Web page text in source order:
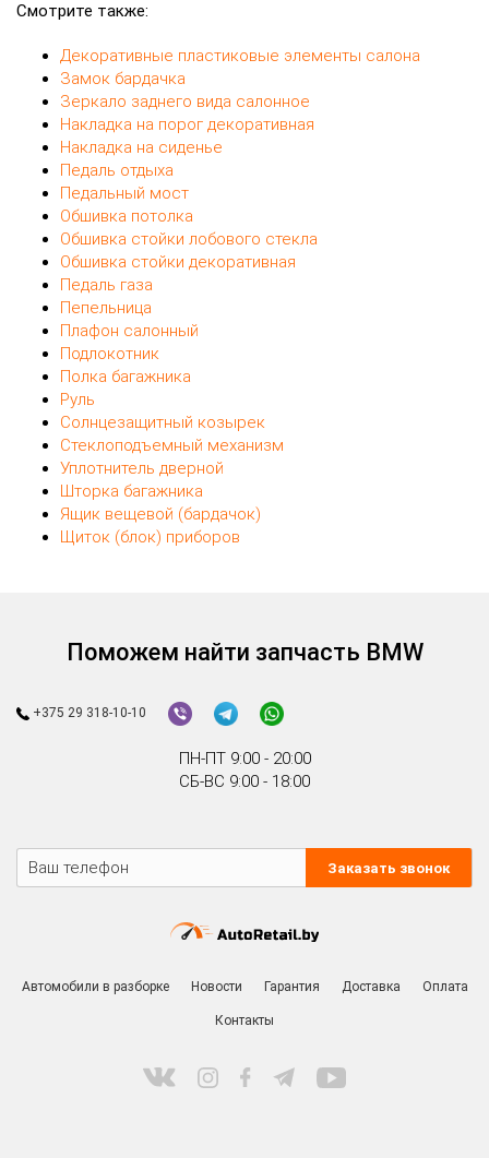
Смотрите также:
Декоративные пластиковые элементы салона
Замок бардачка
Зеркало заднего вида салонное
Накладка на порог декоративная
Накладка на сиденье
Педаль отдыха
Педальный мост
Обшивка потолка
Обшивка стойки лобового стекла
Обшивка стойки декоративная
Педаль газа
Пепельница
Плафон салонный
Подлокотник
Полка багажника
Руль
Солнцезащитный козырек
Стеклоподъемный механизм
Уплотнитель дверной
Шторка багажника
Ящик вещевой (бардачок)
Щиток (блок) приборов
Поможем найти запчасть BMW
+375 29 318-10-10
ПН-ПТ 9:00 - 20:00
СБ-ВС 9:00 - 18:00
Заказать звонок
Автомобили в разборке Новости Гарантия Доставка Оплата
Контакты